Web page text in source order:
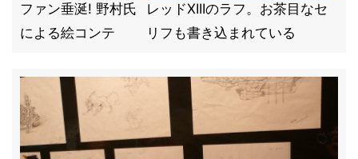
ファン垂涎! 野村氏
による絵コンテ
レッドXIIIのラフ。お茶目なセ
リフも書き込まれている